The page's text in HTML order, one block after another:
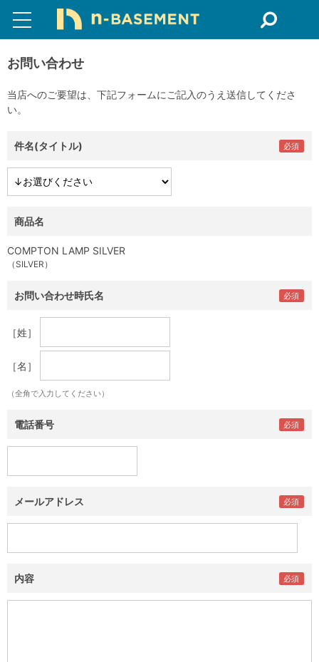
お問い合わせ
当店へのご要望は、下記フォームにご記入のうえ送信してくださ
い。
件名(タイトル)
商品名
COMPTON LAMP SILVER
（SILVER）
お問い合わせ時氏名
［姓］
［名］
（全角で入力してください）
電話番号
メールアドレス
内容